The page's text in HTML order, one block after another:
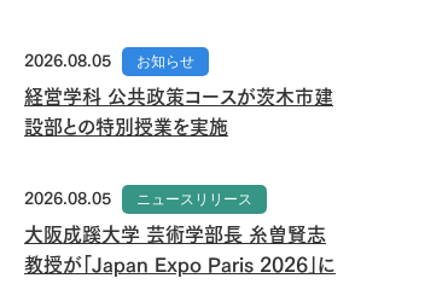
2026.08.05 お知らせ
経営学科 公共政策コースが茨木市建
設部との特別授業を実施
2026.08.05 ニュースリリース
大阪成蹊大学 芸術学部長 糸曽賢志
教授が「Japan Expo Paris 2026」に